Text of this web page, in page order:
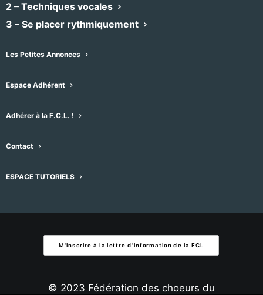
2 – Techniques vocales
3 – Se placer rythmiquement
Les Petites Annonces
Espace Adhérent
Adhérer à la F.C.L. !
Contact
ESPACE TUTORIELS
Notice Aucun résultat trouvé.
À venir
uneÉvènements
précédent
M'inscrire à la lettre d'information de la FCL
© 2023 Fédération des choeurs du